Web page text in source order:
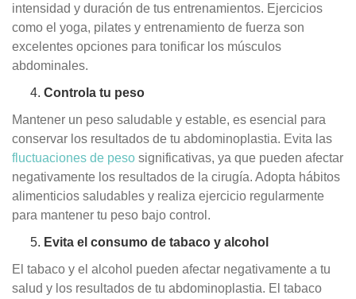
intensidad y duración de tus entrenamientos. Ejercicios
como el yoga, pilates y entrenamiento de fuerza son
excelentes opciones para tonificar los músculos
abdominales.
Controla tu peso
Mantener un peso saludable y estable, es esencial para
conservar los resultados de tu abdominoplastia. Evita las
fluctuaciones de peso significativas, ya que pueden afectar
negativamente los resultados de la cirugía. Adopta hábitos
alimenticios saludables y realiza ejercicio regularmente
para mantener tu peso bajo control.
Evita el consumo de tabaco y alcohol
El tabaco y el alcohol pueden afectar negativamente a tu
salud y los resultados de tu abdominoplastia. El tabaco